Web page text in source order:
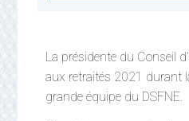
La présidente du Conseil
aux retraités 2021 durant
grande équipe du DSFNE.